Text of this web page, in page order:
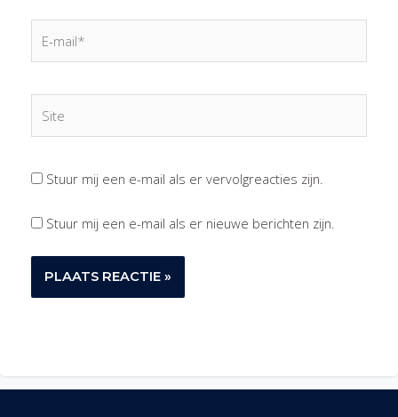
mail*
Stuur mij een e-mail als er vervolgreacties zijn.
Stuur mij een e-mail als er nieuwe berichten zijn.